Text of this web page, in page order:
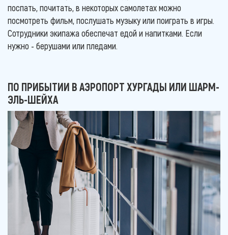
поспать, почитать, в некоторых самолетах можно
посмотреть фильм, послушать музыку или поиграть в игры.
Сотрудники экипажа обеспечат едой и напитками. Если
нужно - берушами или пледами.
ПО ПРИБЫТИИ В АЭРОПОРТ ХУРГАДЫ ИЛИ ШАРМ-
ЭЛЬ-ШЕЙХА